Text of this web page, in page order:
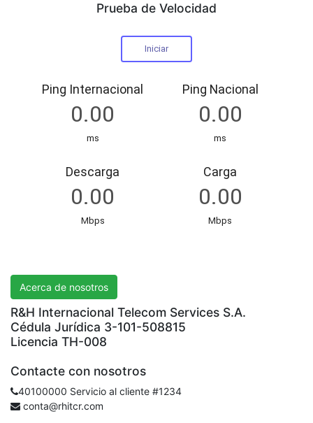
Prueba de Velocidad
Acerca de nosotros
R&H Internacional Telecom Services S.A.
Cédula Jurídica 3-101-508815
Licencia TH-008
Contacte con nosotros
40100000 Servicio al cliente #1234
conta@rhitcr.com